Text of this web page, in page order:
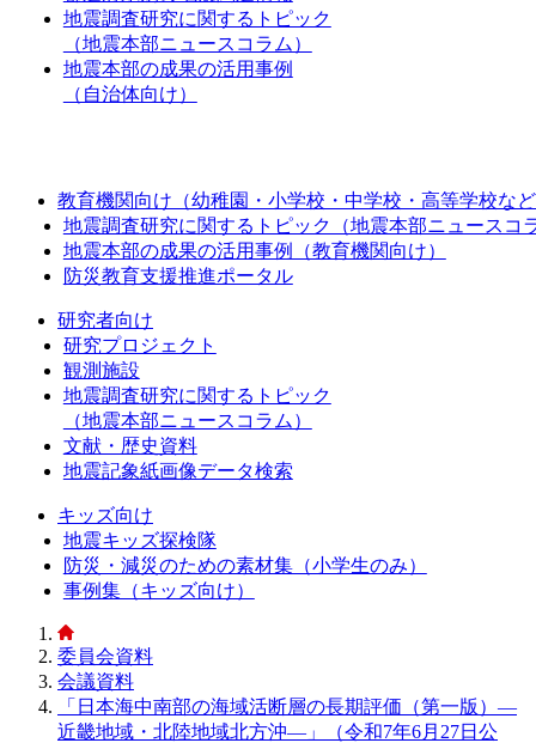
地震調査研究に関するトピック
（地震本部ニュースコラム）
地震本部の成果の活用事例
（自治体向け）
教育機関向け（幼稚園・小学校・中学校・高等学校な
地震調査研究に関するトピック（地震本部ニュースコ
地震本部の成果の活用事例（教育機関向け）
防災教育支援推進ポータル
研究者向け
研究プロジェクト
観測施設
地震調査研究に関するトピック
（地震本部ニュースコラム）
文献・歴史資料
地震記象紙画像データ検索
キッズ向け
地震キッズ探検隊
防災・減災のための素材集（小学生のみ）
事例集（キッズ向け）
委員会資料
会議資料
「日本海中南部の海域活断層の長期評価（第一版）―
近畿地域・北陸地域北方沖―」（令和7年6月27日公